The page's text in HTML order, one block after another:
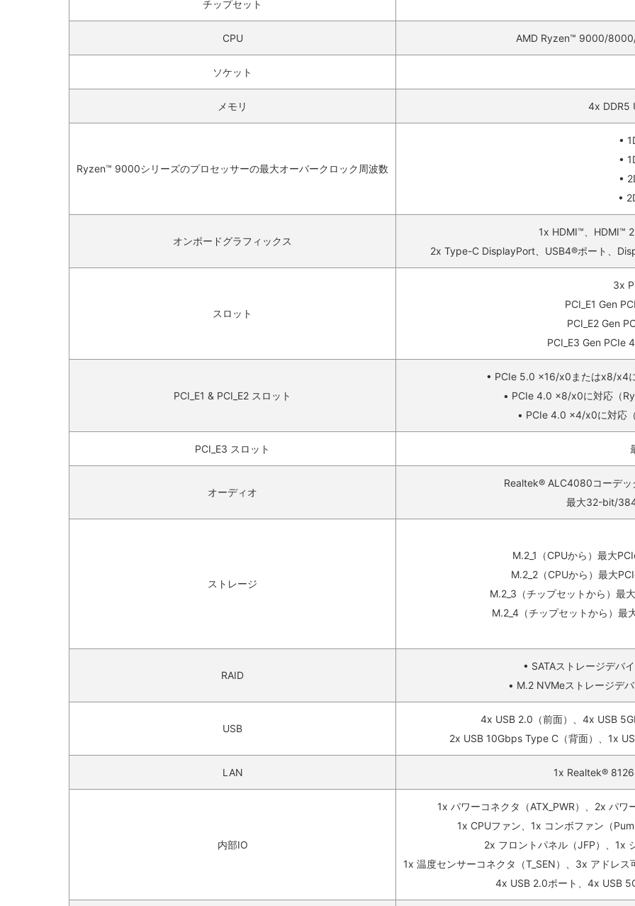
チップセット
CPU AMD Ryzen™ 9000/
ソケット
メモリ 4x DDR5
Ryzen™ 9000シリーズのプロセッサーの最大オーバークロック周波数
•
•
•
•
オンボードグラフィックス
1x HDMI™、HDMI™
2x Type-C DisplayPort、USB4®ポート、
スロット
3x
PCI_E1 Gen
PCI_E2 Gen
PCI_E3 Gen PCIe
PCI_E1 & PCI_E2 スロット
• PCIe 5.0 x16/x0またはx8/x4
• PCIe 4.0 x8/x0に対応（
• PCIe 4.0 x4/x0に対応
PCI_E3 スロット
オーディオ
Realtek® ALC4080コーデッ
最大32-bit/
ストレージ
M.2_1（CPUから）最大
M.2_2（CPUから）最大
M.2_3（チップセットから）最
M.2_4（チップセットから）
RAID
• SATAストレージデバ
• M.2 NVMeストレージデ
USB
4x USB 2.0（前面）、4x USB
2x USB 10Gbps Type C（背面）、1x
LAN 1x Realtek®
内部IO
1x パワーコネクタ（ATX_PWR）、2x パワ
1x CPUファン、1x コンボファン（
2x フロントパネル（JFP）、1x
1x 温度センサーコネクタ（T_SEN）、3x アドレス
4x USB 2.0ポート、4x USB